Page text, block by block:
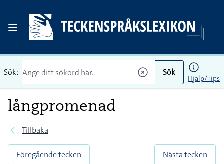
Sök: Sök
Hjälp/Tips
långpromenad
Tillbaka
Föregående tecken
Nästa tecken